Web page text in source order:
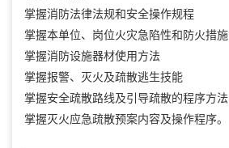
掌握消防法律法规和安全操作规程
掌握本单位、岗位火灾急陷性和防火措施
掌握消防设施器材使用方法
掌握报警、灭火及疏散逃生技能
掌握安全疏散路线及引导疏散的程序方法
掌握灭火应急疏散预案内容及操作程序。